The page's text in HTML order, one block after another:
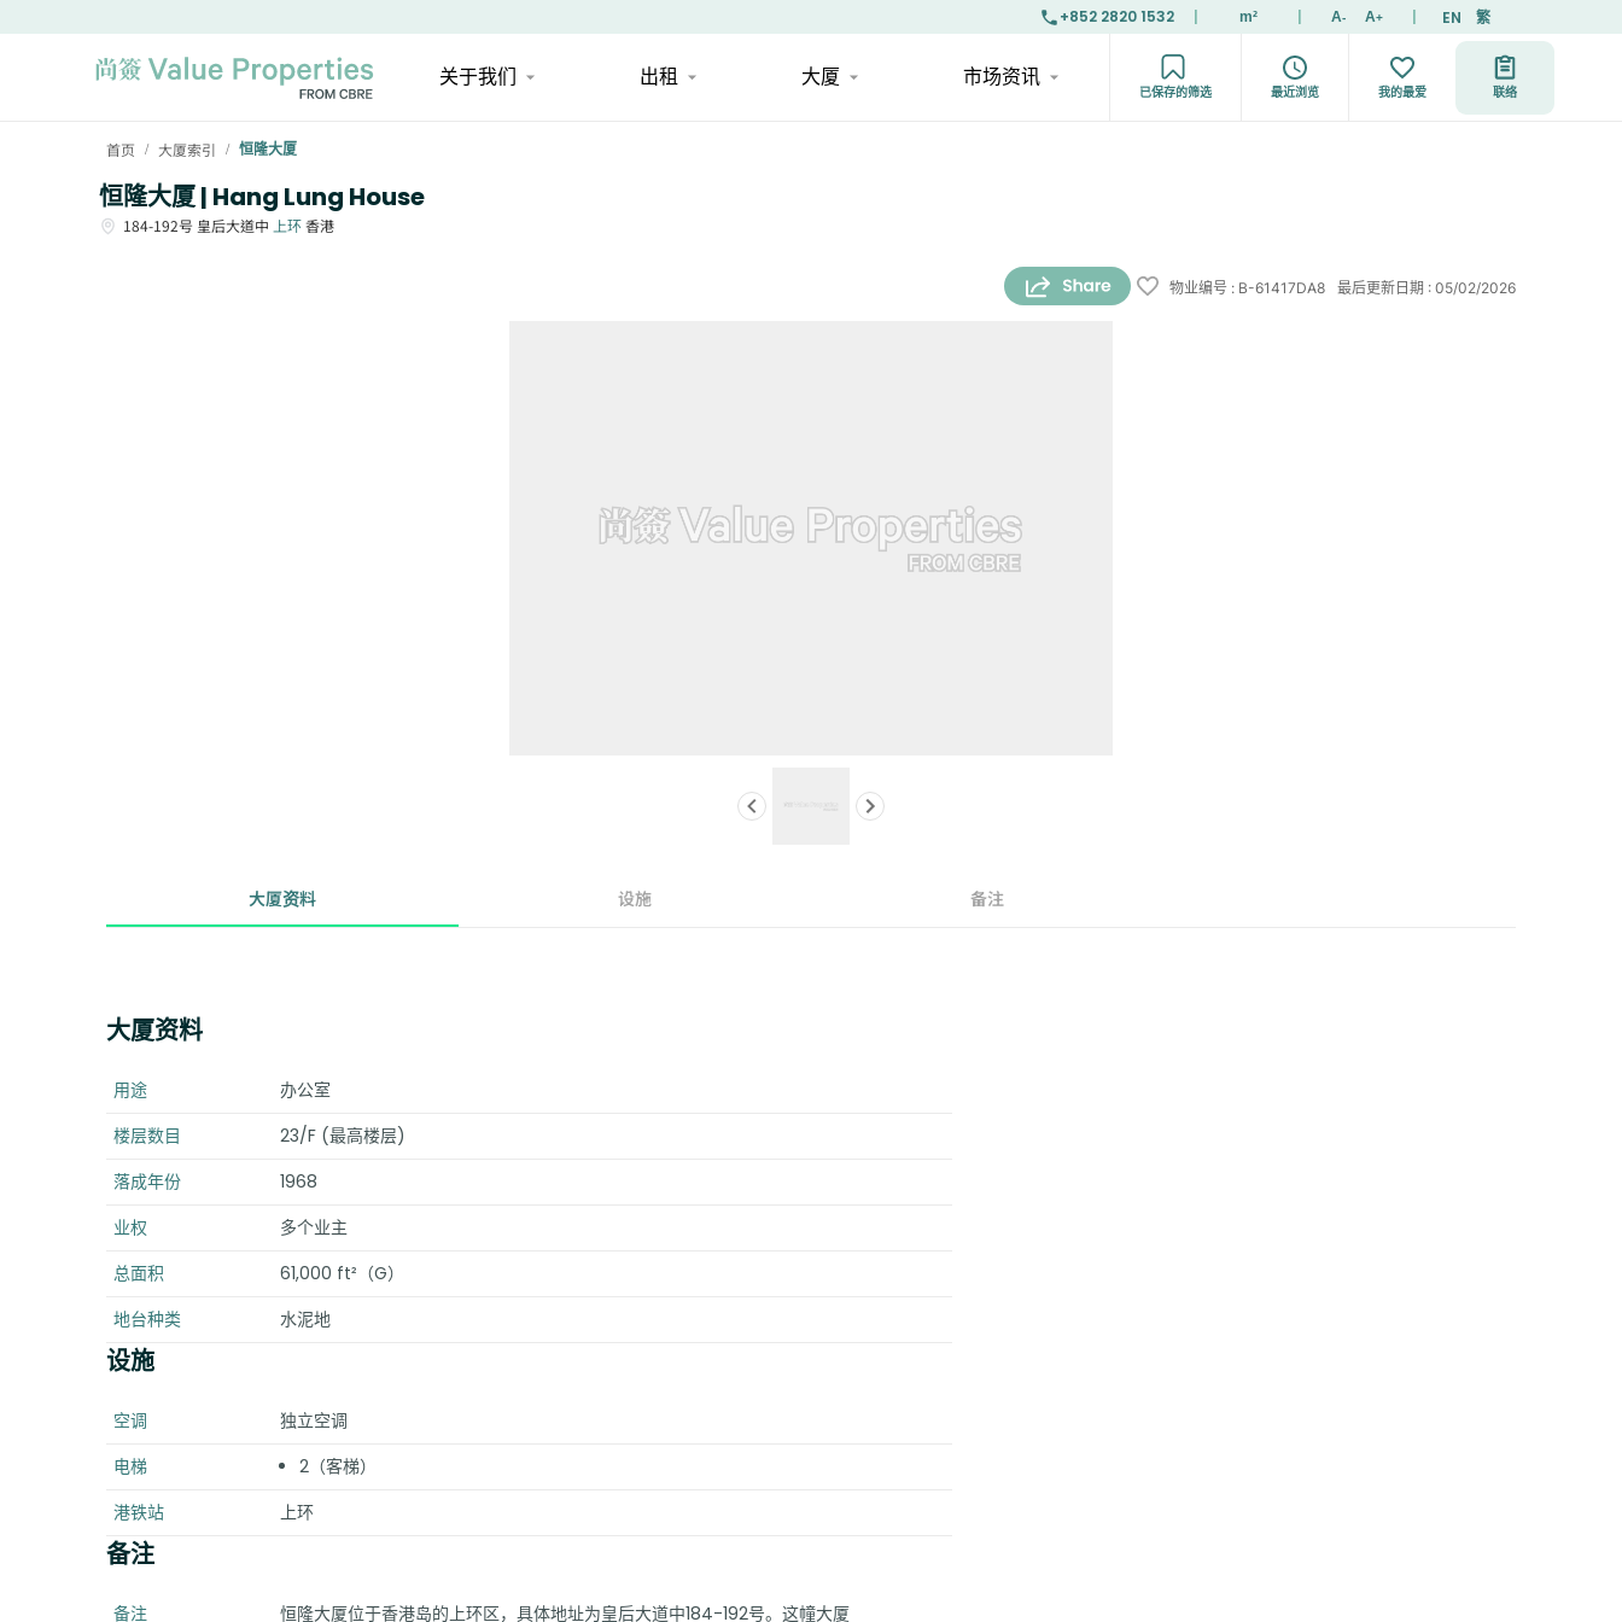
+852 2820 1532 m² A- A+ EN 繁
关于我们 出租 大厦 市场资讯
已保存的筛选 最近浏览 我的最爱 联络
首页 / 大厦索引 / 恒隆大厦
恒隆大厦 | Hang Lung House
184-192号 皇后大道中 上环香港
物业编号 : B-61417DA8 最后更新日期 : 05/02/2026
大厦资料 设施 备注
大厦资料
用途
办公室
楼层数目
23/F (最高楼层)
落成年份
1968
业权
多个业主
总面积
61,000 ft²（G）
地台种类
水泥地
设施
空调
独立空调
电梯
2（客梯）
港铁站
上环
备注
备注 恒隆大厦位于香港岛的上环区，具体地址为皇后大道中184-192号。这幢大厦